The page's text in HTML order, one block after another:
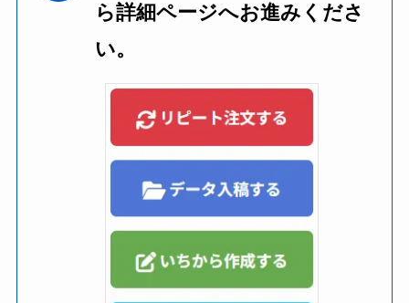
ら詳細ページへお進みくださ
い。